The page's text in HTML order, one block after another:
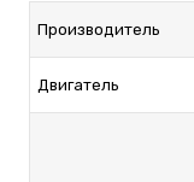
Производитель
Двигатель